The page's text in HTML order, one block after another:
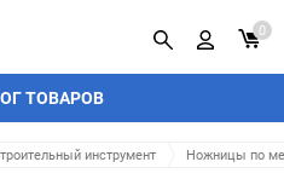
ТОВАРОВ
0
инструмент Ножницы по